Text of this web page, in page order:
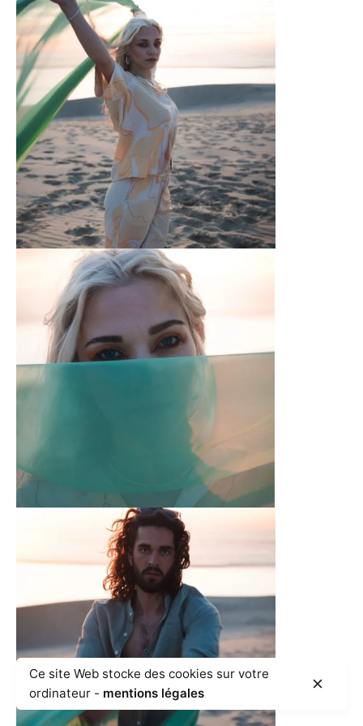
Ce site Web stocke des cookies sur votre
ordinateur - mentions légales